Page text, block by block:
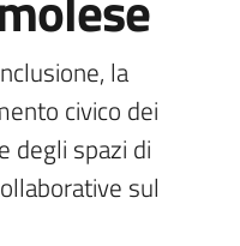
la
civico dei
degli spazi di
sul